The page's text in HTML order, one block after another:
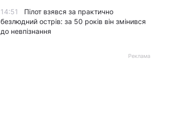
14:51
Пілот взявся за практично
безлюдний острів: за 50 років він змінився
до невпізнання
Реклама